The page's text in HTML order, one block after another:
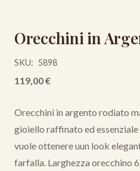
Orecchini in
SKU: 5898
119,00€
Orecchini in argento rodiato
gioiello raffinato ed essenziale
vuole ottenere uun look
farfalla. Larghezza orecchino